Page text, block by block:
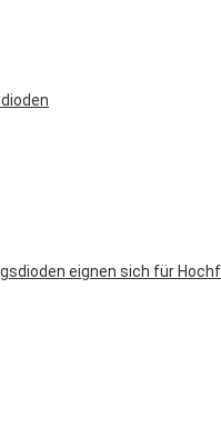
eignen sich für